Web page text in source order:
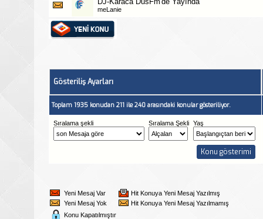
meLanie
Gösteriliş Ayarları
Toplam 1935 konudan 211 ile 240 arasındaki konular gösteriliyor.
Sıralama şekli Sıralama Şekli Yaş
Yeni Mesaj Var
Hit Konuya Yeni Mesaj Yazılmış
Yeni Mesaj Yok
Hit Konuya Yeni Mesaj Yazılmamış
Konu Kapatılmıştır